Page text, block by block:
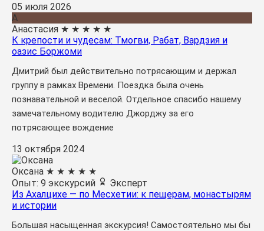
05 июля 2026
А
Анастасия ★ ★ ★ ★ ★
К крепости и чудесам: Тмогви, Рабат, Вардзия и
оазис Боржоми
Дмитрий был действительно потрясающим и держал
группу в рамках Времени. Поездка была очень
познавательной и веселой. Отдельное спасибо нашему
замечательному водителю Джорджу за его
потрясающее вождение
13 октября 2024
Оксана ★ ★ ★ ★ ★
Опыт: 9 экскурсий
Эксперт
Из Ахалцихе — по Месхетии: к пещерам, монастырям
и истории
Большая насыщенная экскурсия! Самостоятельно мы бы